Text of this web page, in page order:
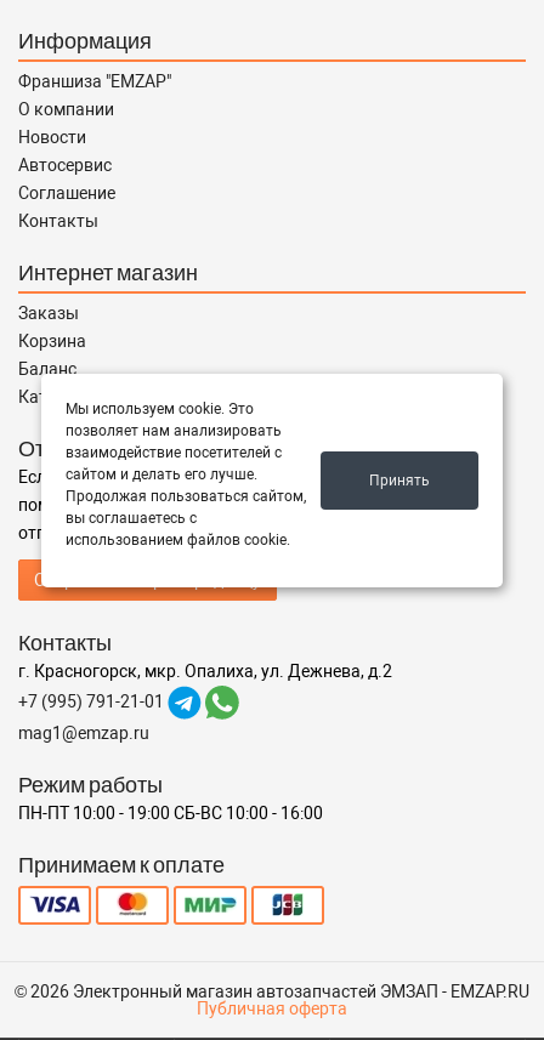
Информация
Франшиза "EMZAP"
О компании
Новости
Автосервис
Соглашение
Контакты
Интернет магазин
Заказы
Корзина
Баланс
Каталог товаров
Отправить запрос
Если Вы не нашли нужные запчасти, или Вам требуется
помощь в подборе,
отправьте нам запрос - мы Вам поможем
Отправить запрос продавцу
Контакты
г. Красногорск, мкр. Опалиха, ул. Дежнева, д.2
+7 (995) 791-21-01
mag1@emzap.ru
Режим работы
ПН-ПТ 10:00 - 19:00 СБ-ВС 10:00 - 16:00
Принимаем к оплате
© 2026 Электронный магазин автозапчастей ЭМЗАП - EMZAP.RU
Публичная оферта
Мы используем cookie. Это
позволяет нам анализировать
взаимодействие посетителей с
сайтом и делать его лучше.
Продолжая пользоваться сайтом,
вы соглашаетесь с
использованием файлов cookie.
Принять